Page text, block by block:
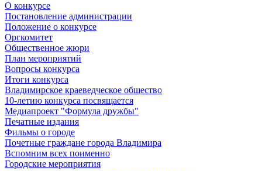
О конкурсе
Постановление администрации
Положение о конкурсе
Оргкомитет
Общественное жюри
План мероприятий
Вопросы конкурса
Итоги конкурса
Владимирское краеведческое общество
10-летию конкурса посвящается
Медиапроект "Формула дружбы"
Печатные издания
Фильмы о городе
Почетные граждане города Владимира
Вспомним всех поименно
Городские мероприятия